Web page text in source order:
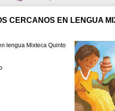
CERCANOS EN LENGUA
lengua Mixteca Quinto